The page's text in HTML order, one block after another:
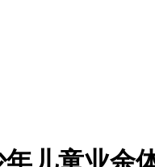
儿童业余